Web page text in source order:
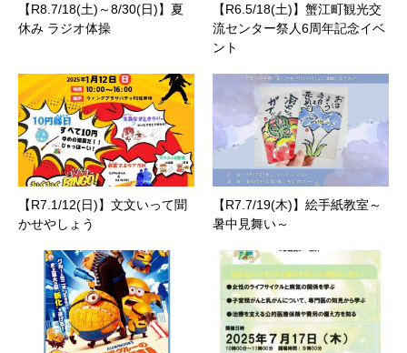
【R8.7/18(土)～8/30(日)】夏
休み ラジオ体操
【R6.5/18(土)】蟹江町観光交
流センター祭人6周年記念イベ
ント
【R7.1/12(日)】文文いって聞
かせやしょう
【R7.7/19(木)】絵手紙教室～
暑中見舞い～